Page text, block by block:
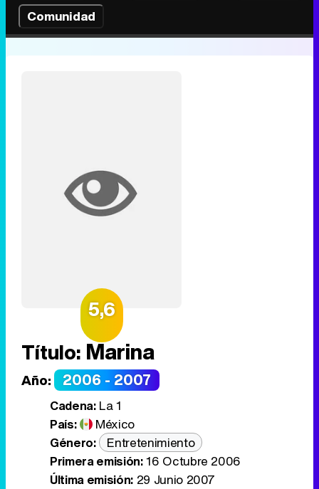
Comunidad
5,6
Título: Marina
Año: 2006 - 2007
Cadena:La 1
País:
México
Género:
Entretenimiento
Primera emisión:16 Octubre 2006
Última emisión:29 Junio 2007